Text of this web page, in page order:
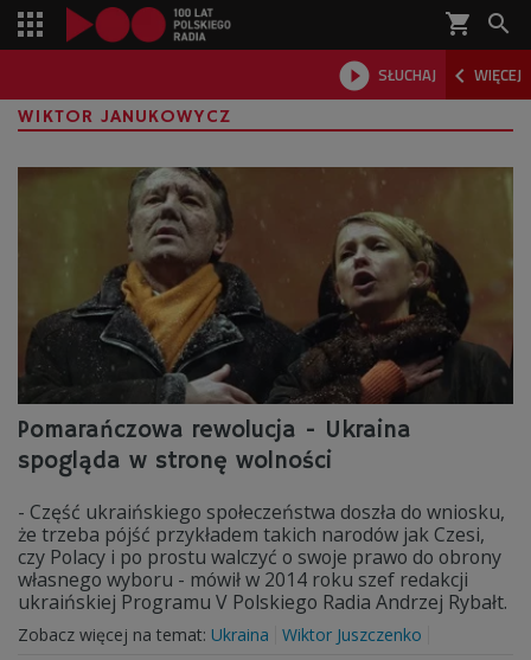
shopping_cart 
 SŁUCHAJ  WIĘCEJ

WIKTOR JANUKOWYCZ
Pomarańczowa rewolucja - Ukraina
spogląda w stronę wolności
- Część ukraińskiego społeczeństwa doszła do wniosku,
że trzeba pójść przykładem takich narodów jak Czesi,
czy Polacy i po prostu walczyć o swoje prawo do obrony
własnego wyboru - mówił w 2014 roku szef redakcji
ukraińskiej Programu V Polskiego Radia Andrzej Rybałt.
Zobacz więcej na temat: Ukraina Wiktor Juszczenko